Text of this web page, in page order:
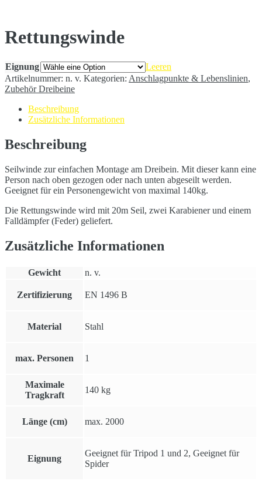
Rettungswinde
Eignung
Leeren
Artikelnummer: n. v. Kategorien: Anschlagpunkte & Lebenslinien,
Zubehör Dreibeine
Beschreibung
Zusätzliche Informationen
Beschreibung
Seilwinde zur einfachen Montage am Dreibein. Mit dieser kann eine
Person nach oben gezogen oder nach unten abgeseilt werden.
Geeignet für ein Personengewicht von maximal 140kg.
Die Rettungswinde wird mit 20m Seil, zwei Karabiener und einem
Falldämpfer (Feder) geliefert.
Zusätzliche Informationen
Gewicht n. v.
Zertifizierung EN 1496 B
Material Stahl
max. Personen 1
Maximale
Tragkraft
140 kg
Länge (cm) max. 2000
Eignung
Geeignet für Tripod 1 und 2, Geeignet für
Spider